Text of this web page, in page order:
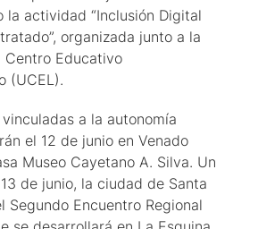
la actividad “Inclusión Digital
organizada junto a la
Centro Educativo
(UCEL).
a la autonomía
el 12 de junio en Venado
Museo Cayetano A. Silva. Un
de junio, la ciudad de Santa
Segundo Encuentro Regional